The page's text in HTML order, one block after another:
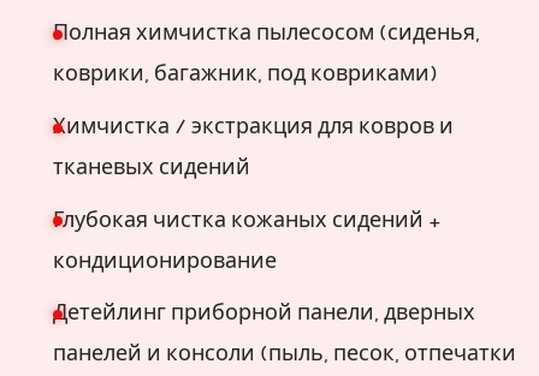
Полная химчистка пылесосом (сиденья,
коврики, багажник, под ковриками)
Химчистка / экстракция для ковров и
тканевых сидений
Глубокая чистка кожаных сидений +
кондиционирование
Детейлинг приборной панели, дверных
панелей и консоли (пыль, песок, отпечатки